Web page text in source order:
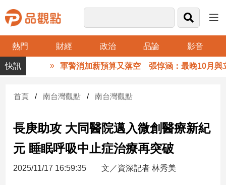
熱門 財經 政治 品論 影音
品
觀
財
台
財
新
軍警消加薪預算又落空 張惇涵：最晚10月與立法
首頁 南台灣觀點 南台灣觀點
長庚助攻 大同醫院邁入微創醫療新紀
元 睡眠呼吸中止症治療再突破
2025/11/17 16:59:35 文／資深記者 林秀美